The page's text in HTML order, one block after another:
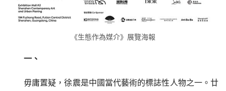
《生態作為媒介》展覽海報
一、
毋庸置疑，徐震是中國當代藝術的標誌性人物之一。廿